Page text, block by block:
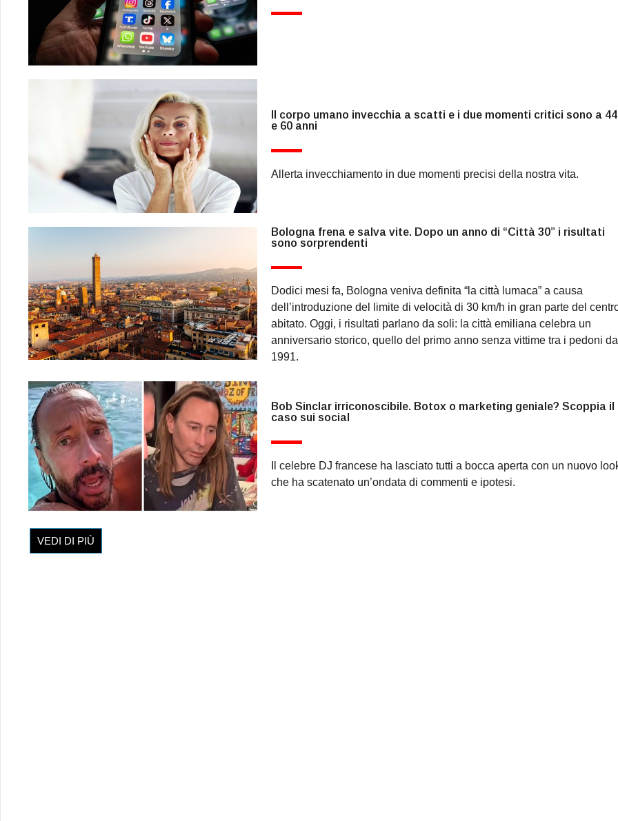
Il corpo umano invecchia a scatti e i due momenti critici sono a 44
e 60 anni
Allerta invecchiamento in due momenti precisi della nostra vita.
Bologna frena e salva vite. Dopo un anno di “Città 30” i risultati
sono sorprendenti
Dodici mesi fa, Bologna veniva definita “la città lumaca” a causa
dell’introduzione del limite di velocità di 30 km/h in gran parte del
abitato. Oggi, i risultati parlano da soli: la città emiliana celebra un
anniversario storico, quello del primo anno senza vittime tra i pedoni
1991.
Bob Sinclar irriconoscibile. Botox o marketing geniale? Scoppia il
caso sui social
Il celebre DJ francese ha lasciato tutti a bocca aperta con un nuovo
che ha scatenato un’ondata di commenti e ipotesi.
VEDI DI PIÙ